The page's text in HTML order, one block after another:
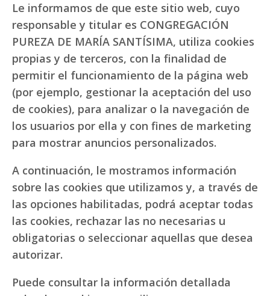
Le informamos de que este sitio web, cuyo
responsable y titular es CONGREGACIÓN
PUREZA DE MARÍA SANTÍSIMA, utiliza cookies
propias y de terceros, con la finalidad de
permitir el funcionamiento de la página web
(por ejemplo, gestionar la aceptación del uso
de cookies), para analizar o la navegación de
los usuarios por ella y con fines de marketing
para mostrar anuncios personalizados.
A continuación, le mostramos información
sobre las cookies que utilizamos y, a través de
las opciones habilitadas, podrá aceptar todas
las cookies, rechazar las no necesarias u
obligatorias o seleccionar aquellas que desea
autorizar.
Puede consultar la información detallada